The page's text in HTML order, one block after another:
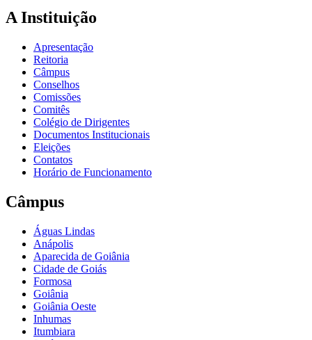
A Instituição
Apresentação
Reitoria
Câmpus
Conselhos
Comissões
Comitês
Colégio de Dirigentes
Documentos Institucionais
Eleições
Contatos
Horário de Funcionamento
Câmpus
Águas Lindas
Anápolis
Aparecida de Goiânia
Cidade de Goiás
Formosa
Goiânia
Goiânia Oeste
Inhumas
Itumbiara